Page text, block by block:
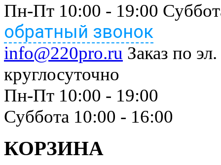
Пн-Пт 10:00 - 19:00
обратный звонок
info@220pro.ru Заказ по
круглосуточно
Пн-Пт 10:00 - 19:00
Суббота 10:00 - 16:00
КОРЗИНА